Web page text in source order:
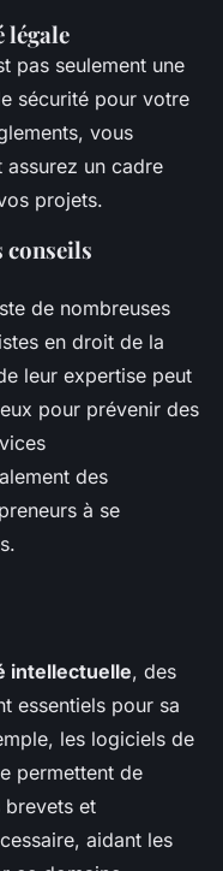
légale
pas seulement une
sécurité pour votre
vous
assurez un cadre
projets.
conseils
de nombreuses
en droit de la
leur expertise peut
pour prévenir des
des
à se
intellectuelle, des
essentiels pour sa
les logiciels de
permettent de
brevets et
aidant les